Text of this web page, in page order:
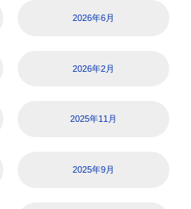
2026年6月
2026年2月
2025年11月
2025年9月